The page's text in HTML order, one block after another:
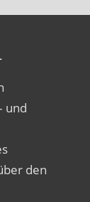
und
den